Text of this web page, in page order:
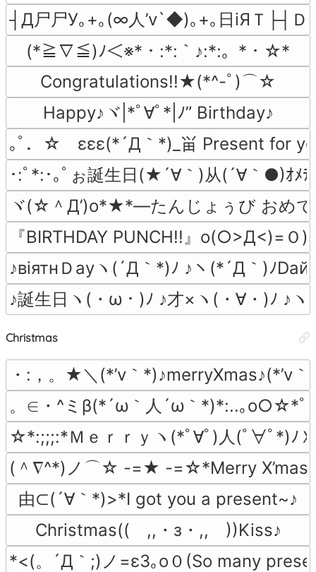
┤Д尸尸У｡+｡(∞人’v`◆)｡+｡日iЯＴ├┤Ｄ
(*≧∇≦)ﾉ＜※*・:*:｀♪:*:。*・☆*
Congratulations!!★(*^-ﾟ)⌒☆
Happy♪ヾ|*ﾟ∀ﾟ*|ﾉ” Birthday♪
｡ﾟ．☆　εεε(*´Д｀*)_畄 Present for
･:ﾟ*:･｡ﾟぉ誕生日(★´∀｀)从(´∀｀●)ｵﾒﾃ
ヾ(☆＾Д’)o*★*―たんじょぅび おめ
『BIRTHDAY PUNCH!!』o(○>Д<)=Ｏ
♪вiятнＤауヽ(´Д｀*)ﾉ ♪ヽ(*´Д｀)ﾉ
♪誕生日ヽ(・ω・)ﾉ ♪才×ヽ(・∀・)ﾉ ♪
Christmas
・:，。★＼(*’v｀*)♪merryXmas♪(*’v
。∈・^ミβ(*´ω｀人´ω｀*)*:..｡o○☆*ﾟ
☆*:;;;:*Ｍｅｒｒｙヽ(*ﾟ∀ﾟ)人(ﾟ∀ﾟ*)ﾉ
(＾∇^*)ノ⌒☆ -=★ -=☆*Merry
由⊂(´∀｀*)>*I got you a present~♪
Christmas((　,,・з・,,　))Kiss♪
*<(。´Д｀;)ノ=ε3｡o０(So many